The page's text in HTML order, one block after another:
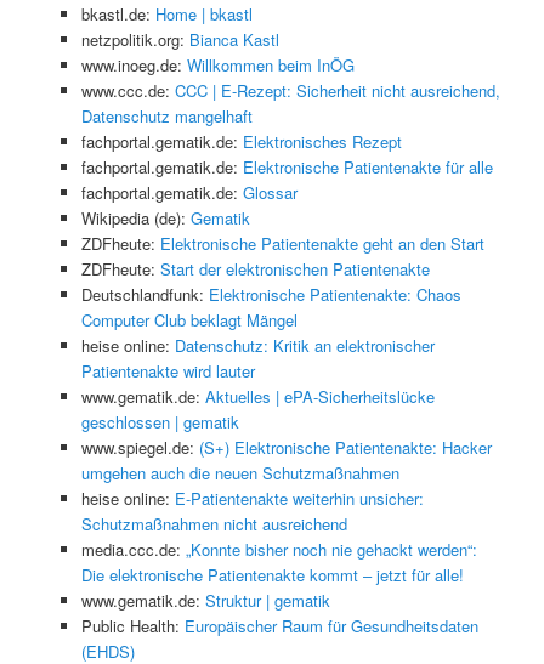
bkastl.de: Home | bkastl
netzpolitik.org: Bianca Kastl
www.inoeg.de: Willkommen beim InÖG
www.ccc.de: CCC | E-Rezept: Sicherheit nicht ausreichend,
Datenschutz mangelhaft
fachportal.gematik.de: Elektronisches Rezept
fachportal.gematik.de: Elektronische Patientenakte für alle
fachportal.gematik.de: Glossar
Wikipedia (de): Gematik
ZDFheute: Elektronische Patientenakte geht an den Start
ZDFheute: Start der elektronischen Patientenakte
Deutschlandfunk: Elektronische Patientenakte: Chaos
Computer Club beklagt Mängel
heise online: Datenschutz: Kritik an elektronischer
Patientenakte wird lauter
www.gematik.de: Aktuelles | ePA-Sicherheitslücke
geschlossen | gematik
www.spiegel.de: (S+) Elektronische Patientenakte: Hacker
umgehen auch die neuen Schutzmaßnahmen
heise online: E-Patientenakte weiterhin unsicher:
Schutzmaßnahmen nicht ausreichend
media.ccc.de: „Konnte bisher noch nie gehackt werden“:
Die elektronische Patientenakte kommt – jetzt für alle!
www.gematik.de: Struktur | gematik
Public Health: Europäischer Raum für Gesundheitsdaten
(EHDS)